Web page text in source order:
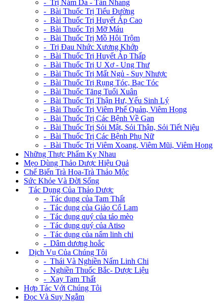
- Trị Nám Da - Tàn Nhang
- Bài Thuốc Trị Tiểu Đường
- Bài Thuốc Trị Huyết Áp Cao
- Bài Thuốc Trị Mỡ Máu
- Bài Thuốc Trị Mồ Hôi Trộm
- Trị Đau Nhức Xương Khớp
- Bài Thuốc Trị Huyết Áp Thấp
- Bài Thuốc Trị U Xơ - Ung Thư
- Bài Thuốc Trị Mất Ngủ - Suy Nhược
- Bài Thuốc Trị Rụng Tóc, Bạc Tóc
- Bài Thuốc Tăng Tuổi Xuân
- Bài Thuốc Trị Thận Hư, Yếu Sinh Lý
- Bài Thuốc Trị Viêm Phế Quản, Viêm Họng
- Bài Thuốc Trị Các Bệnh Về Gan
- Bài Thuốc Trị Sỏi Mật, Sỏi Thận, Sỏi Tiết Niệu
- Bài Thuốc Trị Các Bệnh Phụ Nữ
- Bài Thuốc Trị Viêm Xoang, Viêm Mũi, Viêm Họng
Những Thực Phẩm Kỵ Nhau
Mẹo Dùng Thảo Dược Hiệu Quả
Chế Biến Trà Hoa-Trà Thảo Mộc
Sức Khỏe Và Đời Sống
Tác Dụng Của Thảo Dược
- Tác dụng của Tam Thất
- Tác dụng của Giảo Cổ Lam
- Tác dụng quý của táo mèo
- Tác dụng quý của Atiso
- Tác dụng của nấm linh chi
- Dâm dương hoắc
Dịch Vụ Của Chúng Tôi
- Thái Và Nghiền Nấm Linh Chi
- Nghiền Thuốc Bắc- Dược Liệu
- Xay Tam Thất
Hợp Tác Với Chúng Tôi
Đọc Và Suy Ngẫm